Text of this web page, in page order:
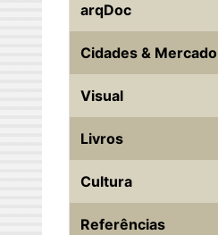
arqDoc
Cidades & Mercado
Visual
Livros
Cultura
Referências